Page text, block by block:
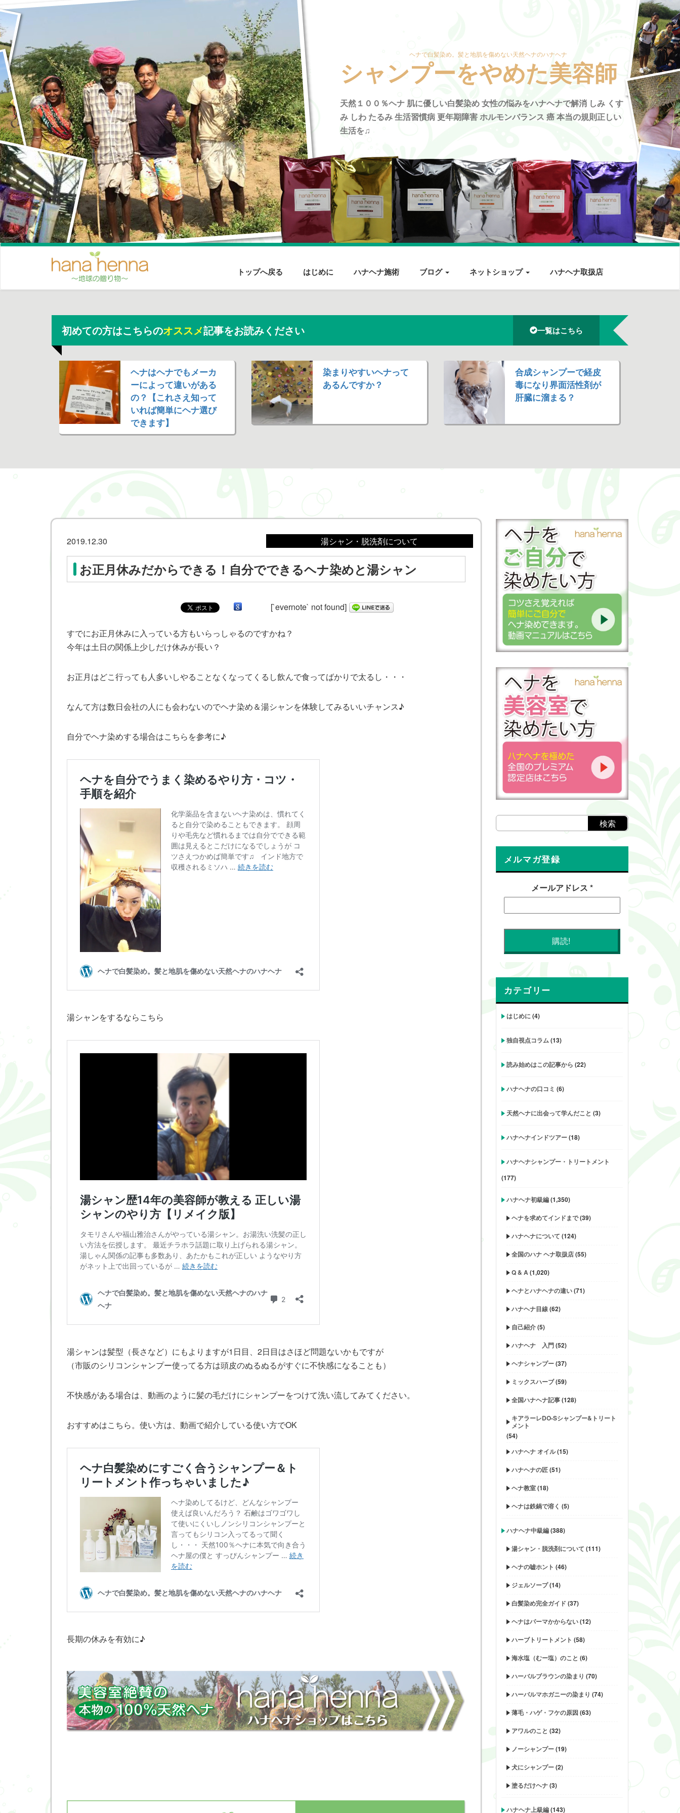
ヘナで白髪染め。髪と地肌を傷めない天然ヘナのハナヘナ
シャンプーをやめた美容師
天然１００％ヘナ 肌に優しい白髪染め 女性の悩みをハナヘナで解消 しみ くす
み しわ たるみ 生活習慣病 更年期障害 ホルモンバランス 癌 本当の規則正しい
生活を♫
トップへ戻る はじめに ハナヘナ施術 ブログ ネットショップ ハナヘナ取扱店
初めての方はこちらのオススメ記事をお読みください 一覧はこちら
ヘナはヘナでもメーカ
ーによって違いがある
の？【これさえ知って
いれば簡単にヘナ選び
できます】
染まりやすいヘナって
あるんですか？
合成シャンプーで経皮
毒になり界面活性剤が
肝臓に溜まる？
2019.12.30 湯シャン・脱洗剤について
お正月休みだからできる！自分でできるヘナ染めと湯シャン
[`evernote` not found]
すでにお正月休みに入っている方もいらっしゃるのですかね？
今年は土日の関係上少しだけ休みが長い？
お正月はどこ行っても人多いしやることなくなってくるし飲んで食ってばかりで太るし・・・
なんて方は数日会社の人にも会わないのでヘナ染め＆湯シャンを体験してみるいいチャンス♪
自分でヘナ染めする場合はこちらを参考に♪
湯シャンをするならこちら
湯シャンは髪型（長さなど）にもよりますが1日目、2日目はさほど問題ないかもですが
（市販のシリコンシャンプー使ってる方は頭皮のぬるぬるがすぐに不快感になることも）
不快感がある場合は、動画のように髪の毛だけにシャンプーをつけて洗い流してみてください。
おすすめはこちら。使い方は、動画で紹介している使い方でOK
長期の休みを有効に♪
メルマガ登録
メールアドレス *
カテゴリー
はじめに(4)
独自視点コラム(13)
読み始めはこの記事から (22)
ハナヘナの口コミ (6)
天然ヘナに出会って学んだこと (3)
ハナヘナインドツアー(18)
ハナヘナシャンプー・トリートメント
(177)
ハナヘナ初級編(1,350)
ヘナを求めてインドまで(39)
ハナヘナについて (124)
全国のハナ ヘナ取扱店(55)
Q & A(1,020)
ヘナとハナヘナの違い(71)
ハナヘナ目線(62)
自己紹介(5)
ハナヘナ 入門(52)
ヘナシャンプー(37)
ミックスハーブ(59)
全国ハナヘナ記事(128)
キアラーレDO-Sシャンプー&トリート
メント
(54)
ハナヘナ オイル(15)
ハナヘナの匠(51)
ヘナ教室(18)
ヘナは鉄鍋で溶く (5)
ハナヘナ中級編(388)
湯シャン・脱洗剤について (111)
ヘナの嘘ホント (46)
ジェルソープ(14)
白髪染め完全ガイド (37)
ヘナはパーマかからない(12)
ハーブトリートメント (58)
海水塩（むー塩）のこと (6)
ハーバルブラウンの染まり (70)
ハーバルマホガニーの染まり (74)
薄毛・ハゲ・フケの原因(63)
アワルのこと (32)
ノーシャンプー(19)
犬にシャンプー(2)
塗るだけヘナ(3)
ハナヘナ上級編(143)